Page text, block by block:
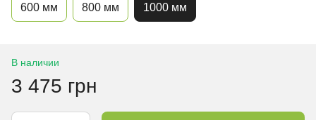
600 мм 800 мм 1000 мм
В наличии
3 475 грн